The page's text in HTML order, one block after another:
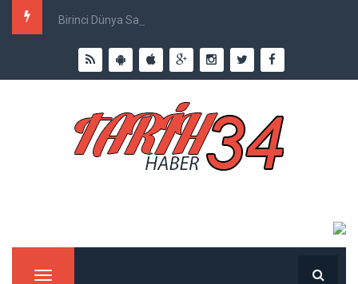
Birinci Dünya Savaşı`nda Ne Kadar İnsan Öldü?
Menu